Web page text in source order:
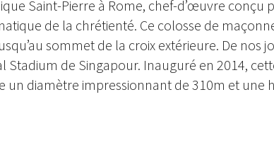
Saint-Pierre à Rome, chef-d’œuvre conçu
de la chrétienté. Ce colosse de
sommet de la croix extérieure. De
Stadium de Singapour. Inauguré en 2014,
un diamètre impressionnant de 310m et une